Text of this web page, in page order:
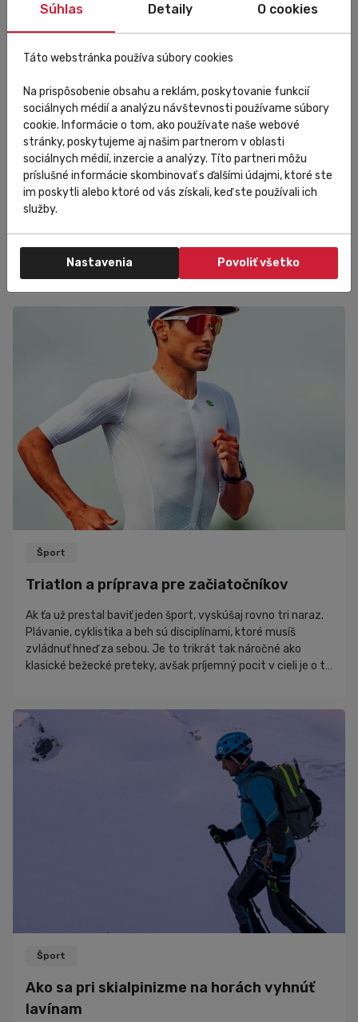
Šport
Ako začať pravidelne behať a čo pri behu
dodržiavať
Ak si doteraz utekal iba pred dažďom alebo na autobus,
odradiť. Poradíme ti, ako začať s behom, nestratiť
motiváciu a dodržať tréningový plán, aby si dosiahol
viditeľné výsledky. Prečo sa oplatí začať behaťPri pohľade
na bežcov v mestských parkoch si možno povieš, že beh je
celkom nenáročný šport. Stačí chvíľka voľného času,
Šport
Triatlon a príprava pre začiatočníkov
Ak ťa už prestal baviť jeden šport, vyskúšaj rovno tri naraz.
Plávanie, cyklistika a beh sú disciplínami, ktoré musíš
zvládnuť hneď za sebou. Je to trikrát tak náročné ako
klasické bežecké preteky, avšak príjemný pocit v cieli je o to
vedieť, kde začať. V článku ti ukážeme čo ťa čaká na tvojej
ceste od prvého tréningu...
Šport
Ako sa pri skialpinizme na horách vyhnúť
lavínam
Súhlas Detaily O cookies
Táto webstránka používa súbory cookies
Na prispôsobenie obsahu a reklám, poskytovanie funkcií
sociálnych médií a analýzu návštevnosti používame súbory
cookie. Informácie o tom, ako používate naše webové
stránky, poskytujeme aj našim partnerom v oblasti
sociálnych médií, inzercie a analýzy. Títo partneri môžu
príslušné informácie skombinovať s ďalšími údajmi, ktoré ste
im poskytli alebo ktoré od vás získali, keď ste používali ich
služby.
Nastavenia Povoliť všetko